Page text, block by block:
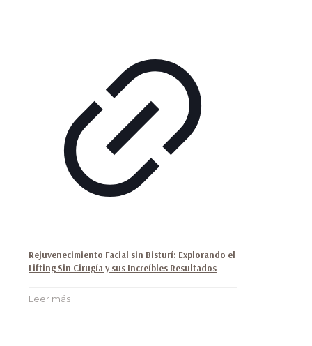
Rejuvenecimiento Facial sin Bisturí: Explorando el
Lifting Sin Cirugía y sus Increíbles Resultados
Leer más